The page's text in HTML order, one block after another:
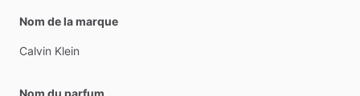
Nom de la marque
Calvin Klein
Nom du parfum